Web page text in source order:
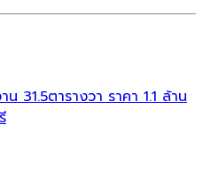
31.5ตารางวา ราคา 1.1 ล้าน